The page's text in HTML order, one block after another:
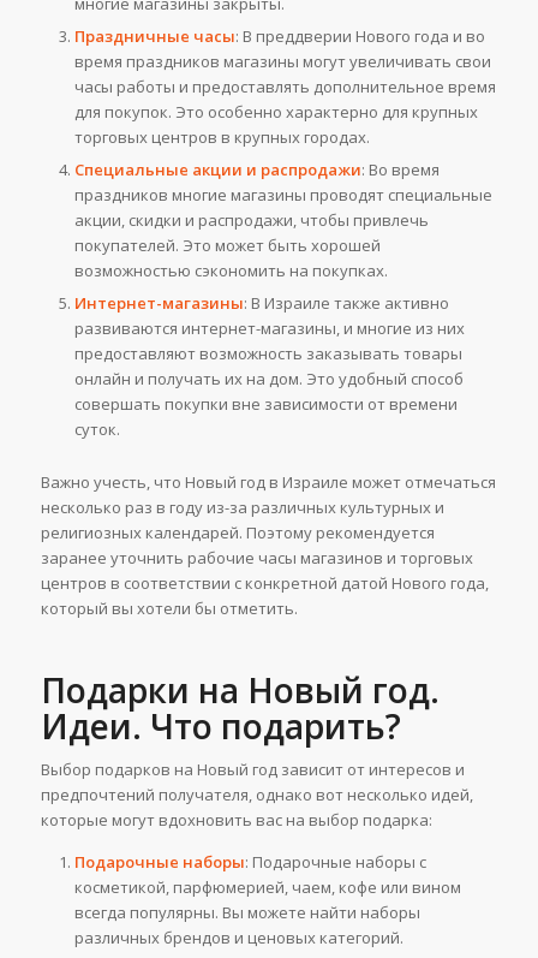
Праздничные часы: В преддверии Нового года и во
время праздников магазины могут увеличивать свои
часы работы и предоставлять дополнительное время
для покупок. Это особенно характерно для крупных
торговых центров в крупных городах.
Специальные акции и распродажи: Во время
праздников многие магазины проводят специальные
акции, скидки и распродажи, чтобы привлечь
покупателей. Это может быть хорошей
возможностью сэкономить на покупках.
Интернет-магазины: В Израиле также активно
развиваются интернет-магазины, и многие из них
предоставляют возможность заказывать товары
онлайн и получать их на дом. Это удобный способ
совершать покупки вне зависимости от времени
суток.
Важно учесть, что Новый год в Израиле может отмечаться
несколько раз в году из-за различных культурных и
религиозных календарей. Поэтому рекомендуется
заранее уточнить рабочие часы магазинов и торговых
центров в соответствии с конкретной датой Нового года,
который вы хотели бы отметить.
Подарки на Новый год.
Идеи. Что подарить?
Выбор подарков на Новый год зависит от интересов и
предпочтений получателя, однако вот несколько идей,
которые могут вдохновить вас на выбор подарка:
Подарочные наборы: Подарочные наборы с
косметикой, парфюмерией, чаем, кофе или вином
всегда популярны. Вы можете найти наборы
различных брендов и ценовых категорий.